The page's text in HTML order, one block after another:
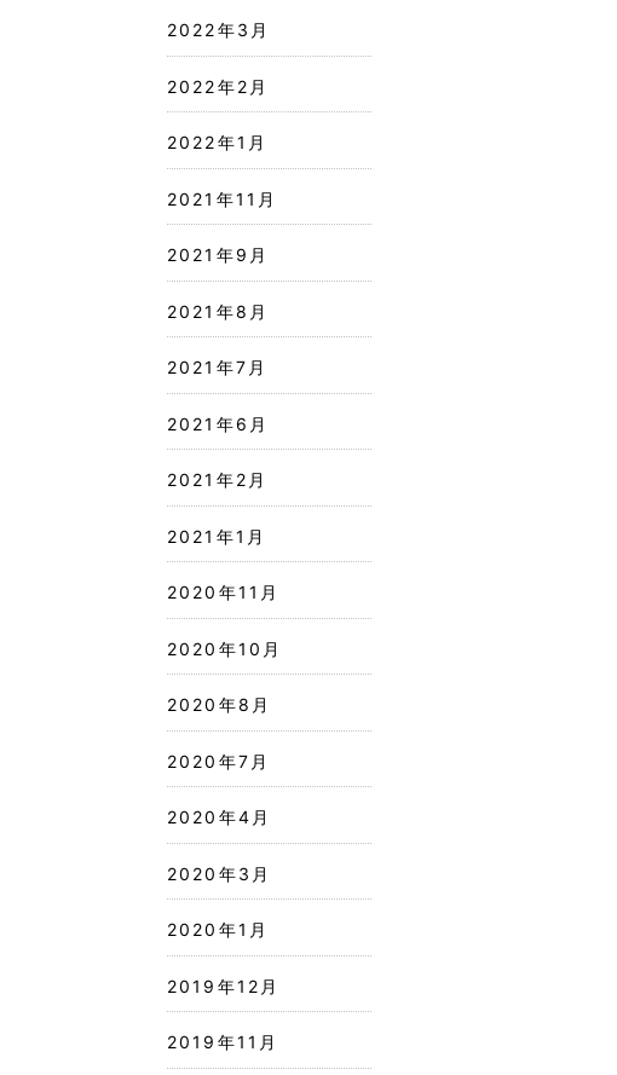
2022年3月
2022年2月
2022年1月
2021年11月
2021年9月
2021年8月
2021年7月
2021年6月
2021年2月
2021年1月
2020年11月
2020年10月
2020年8月
2020年7月
2020年4月
2020年3月
2020年1月
2019年12月
2019年11月